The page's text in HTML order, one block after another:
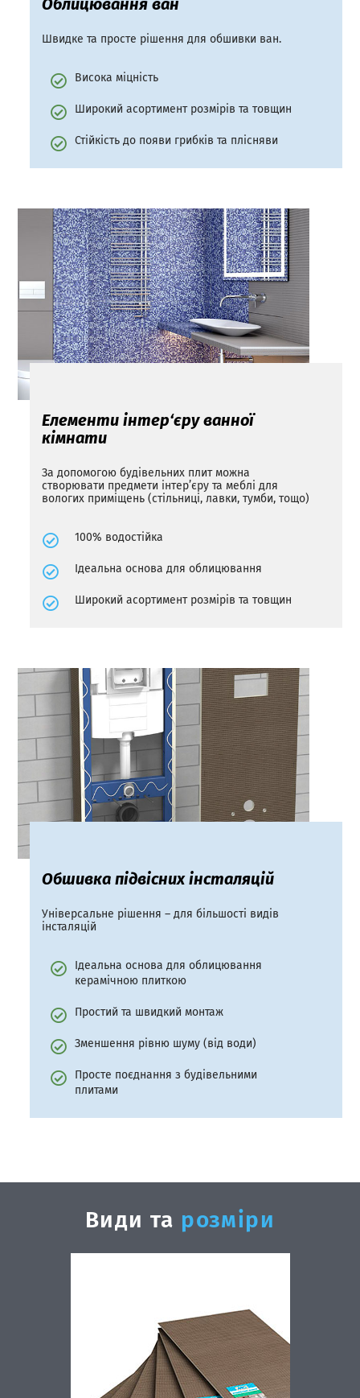
Облицювання ван
Швидке та просте рішення для обшивки ван.
Висока міцність
Широкий асортимент розмірів та товщин
Стійкість до появи грибків та плісняви
Елементи інтер‘єру ванної
кімнати
За допомогою будівельних плит можна
створювати предмети інтер’єру та меблі для
вологих приміщень (стільниці, лавки, тумби, тощо)
100% водостійка
Ідеальна основа для облицювання
Широкий асортимент розмірів та товщин
Обшивка підвісних інсталяцій
Універсальне рішення – для більшості видів
інсталяцій
Ідеальна основа для облицювання
керамічною плиткою
Простий та швидкий монтаж
Зменшення рівню шуму (від води)
Просте поєднання з будівельними
плитами
Види та розміри